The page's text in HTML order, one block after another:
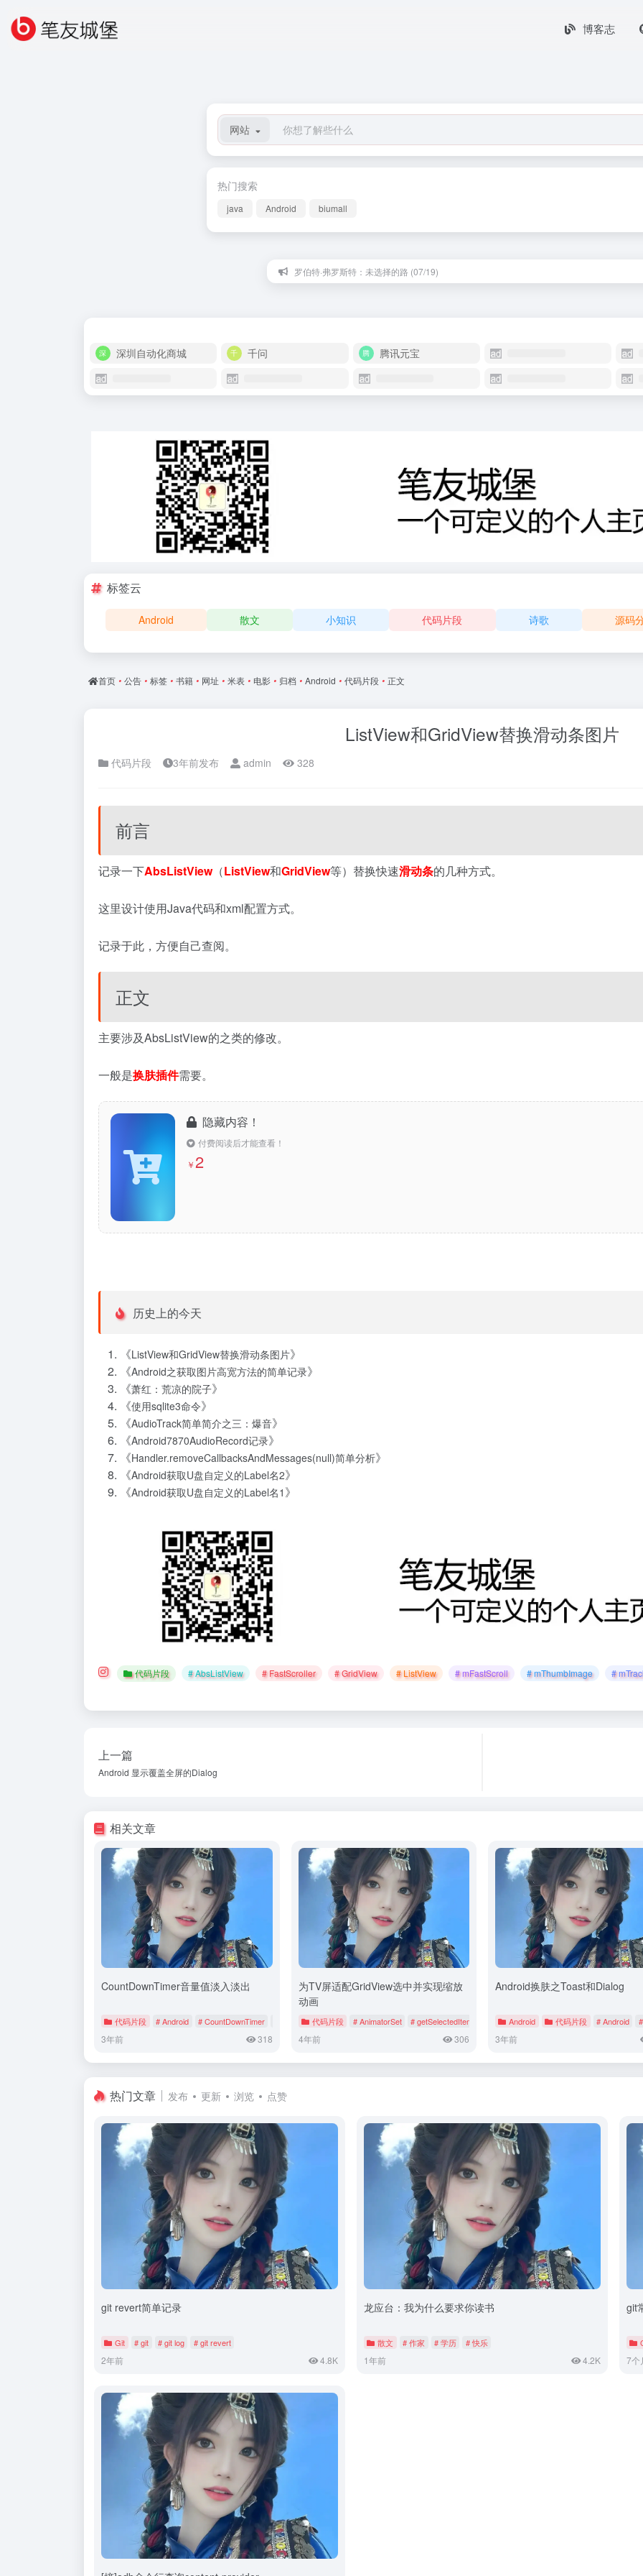
博客志
网站
热门搜索
java Android biumall
罗伯特·弗罗斯特：未选择的路 (07/19)
深圳自动化商城 千问 腾讯元宝
标签云
Android 散文 小知识 代码片段 诗歌 源码
首页 • 公告 • 标签 • 书籍 • 网址 • 米表 • 电影 • 归档 • Android • 代码片段 • 正文
ListView和GridView替换滑动条图片
代码片段 3年前发布 admin 328
前言
记录一下AbsListView（ListView和GridView等）替换快速滑动条的几种方式。
这里设计使用Java代码和xml配置方式。
记录于此，方便自己查阅。
正文
主要涉及AbsListView的之类的修改。
一般是换肤插件需要。
隐藏内容！
付费阅读后才能查看！
￥ 2
历史上的今天
《ListView和GridView替换滑动条图片》
《Android之获取图片高宽方法的简单记录》
《萧红：荒凉的院子》
《使用sqlite3命令》
《AudioTrack简单简介之三：爆音》
《Android7870AudioRecord记录》
《Handler.removeCallbacksAndMessages(null)简单分析》
《Android获取U盘自定义的Label名2》
《Android获取U盘自定义的Label名1 》
代码片段 # AbsListView # FastScroller # GridView # ListView # mFastScroll # mThumbImage #
上一篇
Android 显示覆盖全屏的Dialog
相关文章
CountDownTimer音量值淡入淡出
代码片段 # Android # CountDownTimer # MediaPlayer
3年前 318
为TV屏适配GridView选中并实现缩放
动画
代码片段 # AnimatorSet # getSelectedItemPosition # getSelectedView
4年前 306
Android换肤之Toast和Dialog
Android 代码片段 # Android
3年前
热门文章 发布 更新 浏览 点赞
git revert简单记录
Git # git # git log # git revert
2年前 4.8K
龙应台：我为什么要求你读书
散文 # 作家 # 学历 # 快乐
1年前 4.2K
git
7个